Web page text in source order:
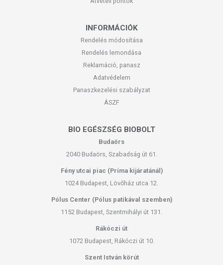
INFORMÁCIÓK
Rendelés módosítása
Rendelés lemondása
Reklamáció, panasz
Adatvédelem
Panaszkezelési szabályzat
ÁSZF
BIO EGÉSZSÉG BIOBOLT
Budaörs
2040 Budaörs, Szabadság út 61.
Fény utcai piac (Príma kijáratánál)
1024 Budapest, Lövőház utca 12.
Pólus Center (Pólus patikával szemben)
1152 Budapest, Szentmihályi út 131.
Rákóczi út
1072 Budapest, Rákóczi út 10.
Szent István körút